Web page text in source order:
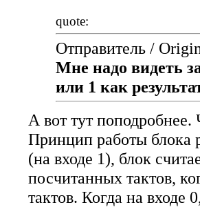
quote:
Отправитель /
Мне надо видеть
или 1 как
А вот тут поподробнее.
Принцип работы блока
(на входе 1), блок
посчитанных тактов,
тактов. Когда на входе